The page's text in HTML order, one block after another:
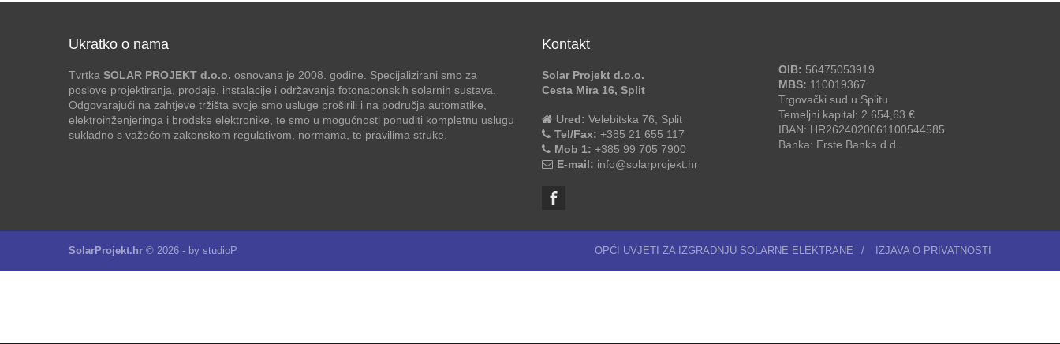
Ukratko o nama
Tvrtka SOLAR PROJEKT d.o.o. osnovana je 2008. godine. Specijalizirani smo za
poslove projektiranja, prodaje, instalacije i održavanja fotonaponskih solarnih sustava.
Odgovarajući na zahtjeve tržišta svoje smo usluge proširili i na područja automatike,
elektroinženjeringa i brodske elektronike, te smo u mogućnosti ponuditi kompletnu uslugu
sukladno s važećom zakonskom regulativom, normama, te pravilima struke.
Kontakt
Solar Projekt d.o.o.
Cesta Mira 16, Split
Ured: Velebitska 76, Split
Tel/Fax: +385 21 655 117
Mob 1: +385 99 705 7900
E-mail: info@solarprojekt.hr
OIB: 56475053919
MBS: 110019367
Trgovački sud u Splitu
Temeljni kapital: 2.654,63 €
IBAN: HR2624020061100544585
Banka: Erste Banka d.d.
SolarProjekt.hr © 2026 - by studioP OPĆI UVJETI ZA IZGRADNJU SOLARNE ELEKTRANE / IZJAVA O PRIVATNOSTI